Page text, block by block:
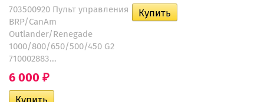
703500920 Пульт управления
BRP/CanAm
Outlander/Renegade
1000/800/650/500/450 G2
710002883...
6 000 ₽